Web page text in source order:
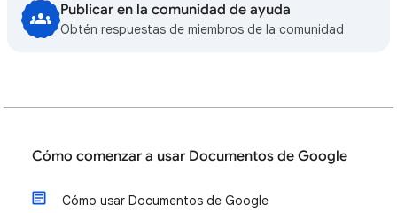
Publicar en la comunidad de ayuda
Obtén respuestas de miembros de la comunidad
Cómo comenzar a usar Documentos de Google
Cómo usar Documentos de Google